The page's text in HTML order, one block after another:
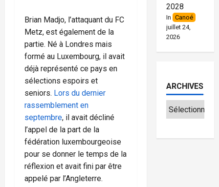
Brian Madjo, l’attaquant du FC
Metz, est également de la
partie. Né à Londres mais
formé au Luxembourg, il avait
déjà représenté ce pays en
sélections espoirs et
seniors. Lors du dernier
rassemblement en
septembre, il avait décliné
l’appel de la part de la
fédération luxembourgeoise
pour se donner le temps de la
réflexion et avait fini par être
appelé par l’Angleterre.
2028
In Canoé
juillet 24,
2026
ARCHIVES